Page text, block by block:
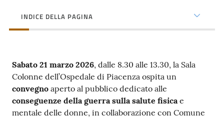
territorio
Studiare
a
Piacenza
INDICE DELLA PAGINA
Sabato 21 marzo 2026, dalle 8.30 alle 13.30, la Sala
Colonne dell’Ospedale di Piacenza ospita un
convegno aperto al pubblico dedicato alle
conseguenze della guerra sulla salute fisicae
mentale delle donne, in collaborazione con Comune